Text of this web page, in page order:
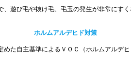
遊び毛や抜け毛、毛玉の発生が非常にすく
ホルムアルデヒド対策
た自主基準によるＶＯＣ（ホルムアルデ